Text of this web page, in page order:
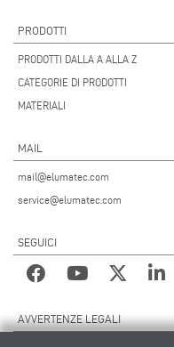
PRODOTTI
PRODOTTI DALLA A ALLA Z
CATEGORIE DI PRODOTTI
MATERIALI
MAIL
mail@elumatec.com
service@elumatec.com
SEGUICI
AVVERTENZE LEGALI